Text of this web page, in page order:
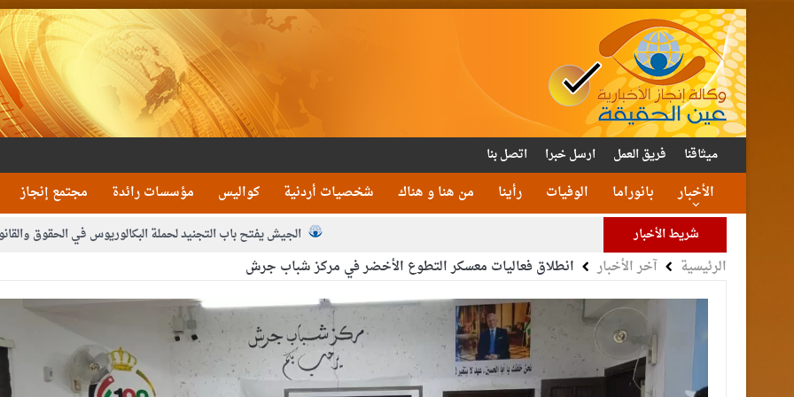
ميثاقنا فريق العمل ارسل خبرا اتصل بنا
الأخبار بانوراما الوفيات رأينا من هنا و هناك شخصيات أردنية كواليس مؤسسات رائدة مجتمع إنجاز
شريط الأخبار
الجيش يفتح باب التجنيد لحملة البكالوريوس في الحقوق
الأمن يتلف 16 مليون حبة كبتاجون و1480 كغم مواد مخدرة
القاضي يلتقي رؤساء تحرير الصحف اليومية ويؤكد حرص مجلس النواب على شراكة فاعلة
الملك يلتقي مجموعة من رفاق السلاح
الملك يتلقى اتصالا هاتفيا من العاهل البحريني
الرئيسية آخر الأخبار انطلاق فعاليات معسكر التطوع الأخضر في مركز شباب جرش